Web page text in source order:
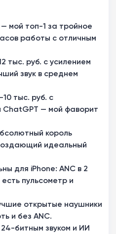
— мой топ-1 за тройное
работы с отличным
тыс. руб. с усилением
звук в среднем
тыс. руб. с
ChatGPT — мой фаворит
король
идеальный
для iPhone: ANC в 2
пульсометр и
открытые наушники
и без ANC.
битным звуком и ИИ